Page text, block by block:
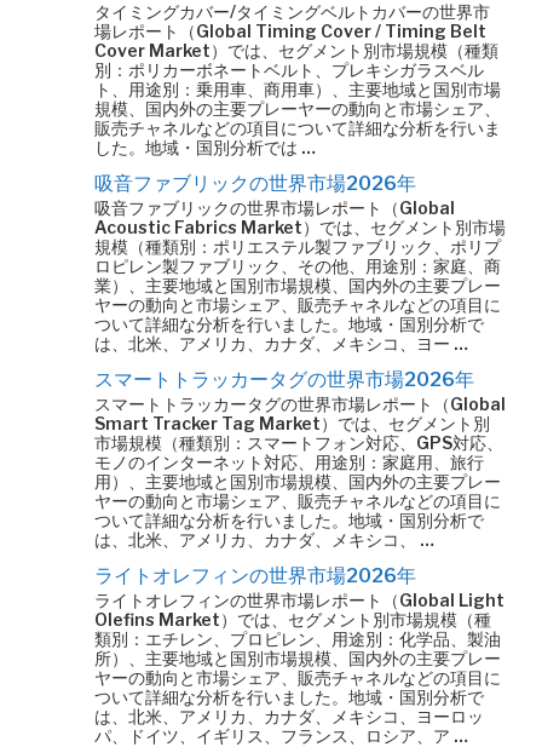
タイミングカバー/タイミングベルトカバーの世界市
場レポート（Global Timing Cover / Timing Belt
Cover Market）では、セグメント別市場規模（種類
別：ポリカーボネートベルト、プレキシガラスベル
ト、用途別：乗用車、商用車）、主要地域と国別市場
規模、国内外の主要プレーヤーの動向と市場シェア、
販売チャネルなどの項目について詳細な分析を行いま
した。地域・国別分析では …
吸音ファブリックの世界市場2026年
吸音ファブリックの世界市場レポート（Global
Acoustic Fabrics Market）では、セグメント別市場
規模（種類別：ポリエステル製ファブリック、ポリプ
ロピレン製ファブリック、その他、用途別：家庭、商
業）、主要地域と国別市場規模、国内外の主要プレー
ヤーの動向と市場シェア、販売チャネルなどの項目に
ついて詳細な分析を行いました。地域・国別分析で
は、北米、アメリカ、カナダ、メキシコ、ヨー …
スマートトラッカータグの世界市場2026年
スマートトラッカータグの世界市場レポート（Global
Smart Tracker Tag Market）では、セグメント別
市場規模（種類別：スマートフォン対応、GPS対応、
モノのインターネット対応、用途別：家庭用、旅行
用）、主要地域と国別市場規模、国内外の主要プレー
ヤーの動向と市場シェア、販売チャネルなどの項目に
ついて詳細な分析を行いました。地域・国別分析で
は、北米、アメリカ、カナダ、メキシコ、 …
ライトオレフィンの世界市場2026年
ライトオレフィンの世界市場レポート（Global Light
Olefins Market）では、セグメント別市場規模（種
類別：エチレン、プロピレン、用途別：化学品、製油
所）、主要地域と国別市場規模、国内外の主要プレー
ヤーの動向と市場シェア、販売チャネルなどの項目に
ついて詳細な分析を行いました。地域・国別分析で
は、北米、アメリカ、カナダ、メキシコ、ヨーロッ
パ、ドイツ、イギリス、フランス、ロシア、ア …